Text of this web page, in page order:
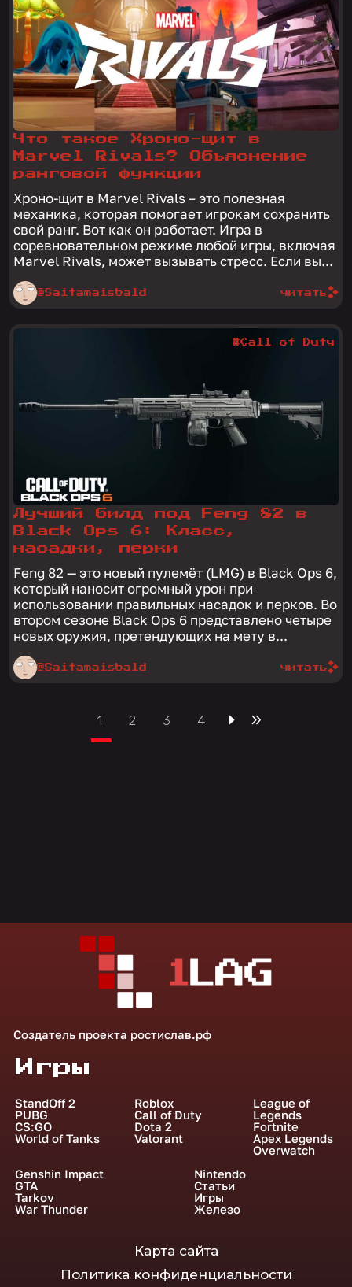
Что такое Хроно-щит в
Marvel Rivals? Объяснение
ранговой функции
Хроно-щит в Marvel Rivals – это полезная
механика, которая помогает игрокам сохранить
свой ранг. Вот как он работает. Игра в
соревновательном режиме любой игры, включая
Marvel Rivals, может вызывать стресс. Если вы...
@Saitamaisbald читать
Лучший билд под Feng 82 в
Black Ops 6: Класс,
насадки, перки
Feng 82 — это новый пулемёт (LMG) в Black Ops 6,
который наносит огромный урон при
использовании правильных насадок и перков. Во
втором сезоне Black Ops 6 представлено четыре
новых оружия, претендующих на мету в...
@Saitamaisbald
#Call of Duty
читать
1 2 3 4
Создатель проекта ростислав.рф
Игры
StandOff 2
PUBG
CS:GO
World of Tanks
Roblox
Call of Duty
Dota 2
Valorant
League of
Legends
Fortnite
Apex Legends
Overwatch
Genshin Impact
GTA
Tarkov
War Thunder
Nintendo
Статьи
Игры
Железо
Карта сайта
Политика конфиденциальности